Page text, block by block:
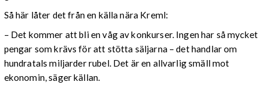
Så här låter det från en källa nära Kreml:
– Det kommer att bli en våg av konkurser. Ingen har så mycket
pengar som krävs för att stötta säljarna – det handlar om
hundratals miljarder rubel. Det är en allvarlig smäll mot
ekonomin, säger källan.